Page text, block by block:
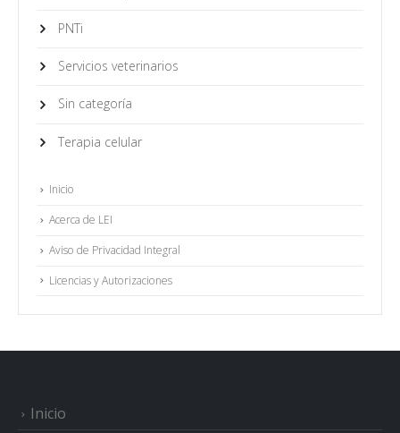
PNTi
Servicios veterinarios
Sin categoría
Terapia celular
Inicio
Acerca de LEI
Aviso de Privacidad Integral
Licencias y Autorizaciones
Inicio